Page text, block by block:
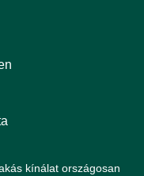
kínálat országosan